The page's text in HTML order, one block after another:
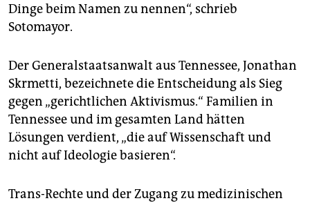
Dinge beim Namen zu nennen“, schrieb
Sotomayor.
Der Generalstaatsanwalt aus Tennessee, Jonathan
Skrmetti, bezeichnete die Entscheidung als Sieg
gegen „gerichtlichen Aktivismus.“ Familien in
Tennessee und im gesamten Land hätten
Lösungen verdient, „die auf Wissenschaft und
nicht auf Ideologie basieren“.
Trans-Rechte und der Zugang zu medizinischen